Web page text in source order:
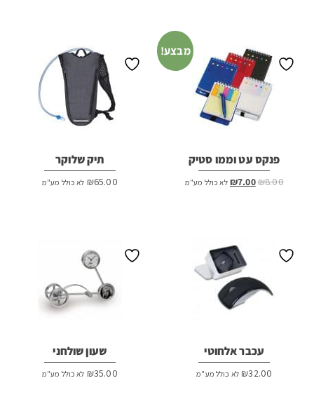
מבצע!
פנקס עט וממו סטיק
₪8.00
המחיר
₪7.00 המחיר
לא כולל מע"מ
תיק שלוקר
₪65.00 לא כולל מע"מ
עכבר אלחוטי
₪32.00 לא כולל מע"מ
שעון שולחני
₪35.00 לא כולל מע"מ